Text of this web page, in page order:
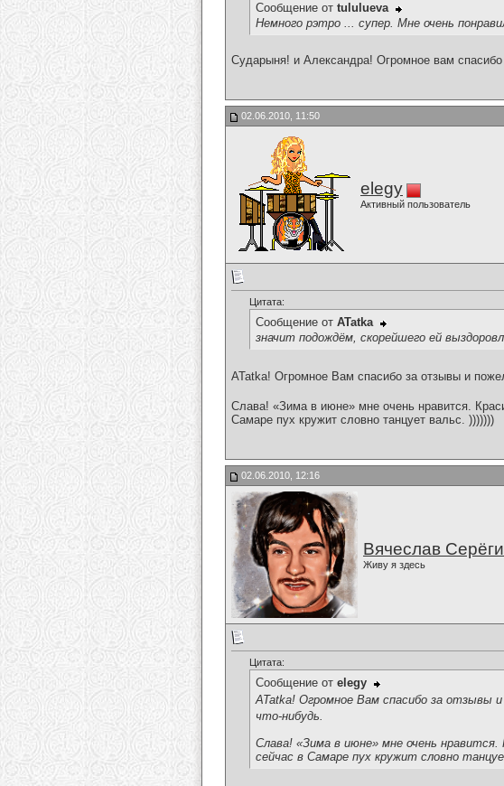
Сообщение от tululueva
Немного рэтро ... супер. Мне очень
Сударыня! и Александра! Огромное вам
02.06.2010, 11:50
elegy
Активный пользователь
Цитата:
Сообщение от ATatka
значит подождём, скорейшего ей
ATatka! Огромное Вам спасибо за отзывы и
Слава! «Зима в июне» мне очень нравится.
Самаре пух кружит словно танцует вальс. )))))))
02.06.2010, 12:16
Вячеслав
Живу я здесь
Цитата:
Сообщение от elegy
ATatka! Огромное Вам спасибо за отзывы и
что-нибудь.
Слава! «Зима в июне» мне очень
сейчас в Самаре пух кружит словно